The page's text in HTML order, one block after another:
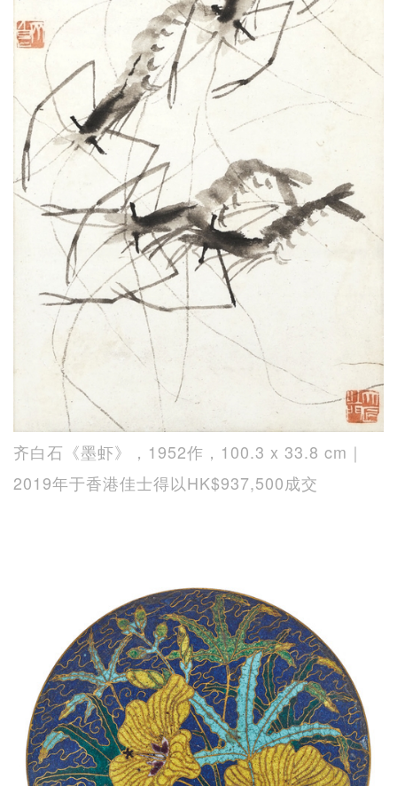
齐白石《墨虾》，1952作，100.3 x 33.8 cm｜
2019年于香港佳士得以HK$937,500成交